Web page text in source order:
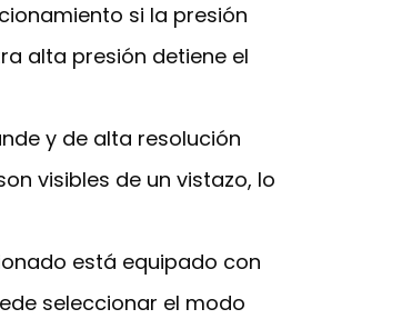
si la presión
alta presión detiene el
y de alta resolución
visibles de un vistazo, lo
está equipado con
seleccionar el modo